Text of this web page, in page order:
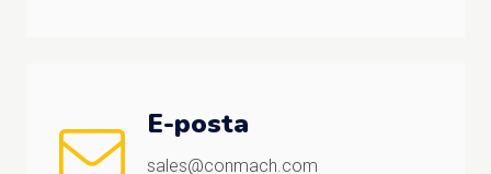
E-posta
sales@conmach.com